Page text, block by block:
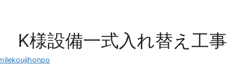
K様設備一式入れ替え工事